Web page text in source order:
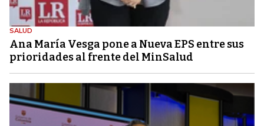
SALUD
Ana María Vesga pone a Nueva EPS entre sus
prioridades al frente del MinSalud